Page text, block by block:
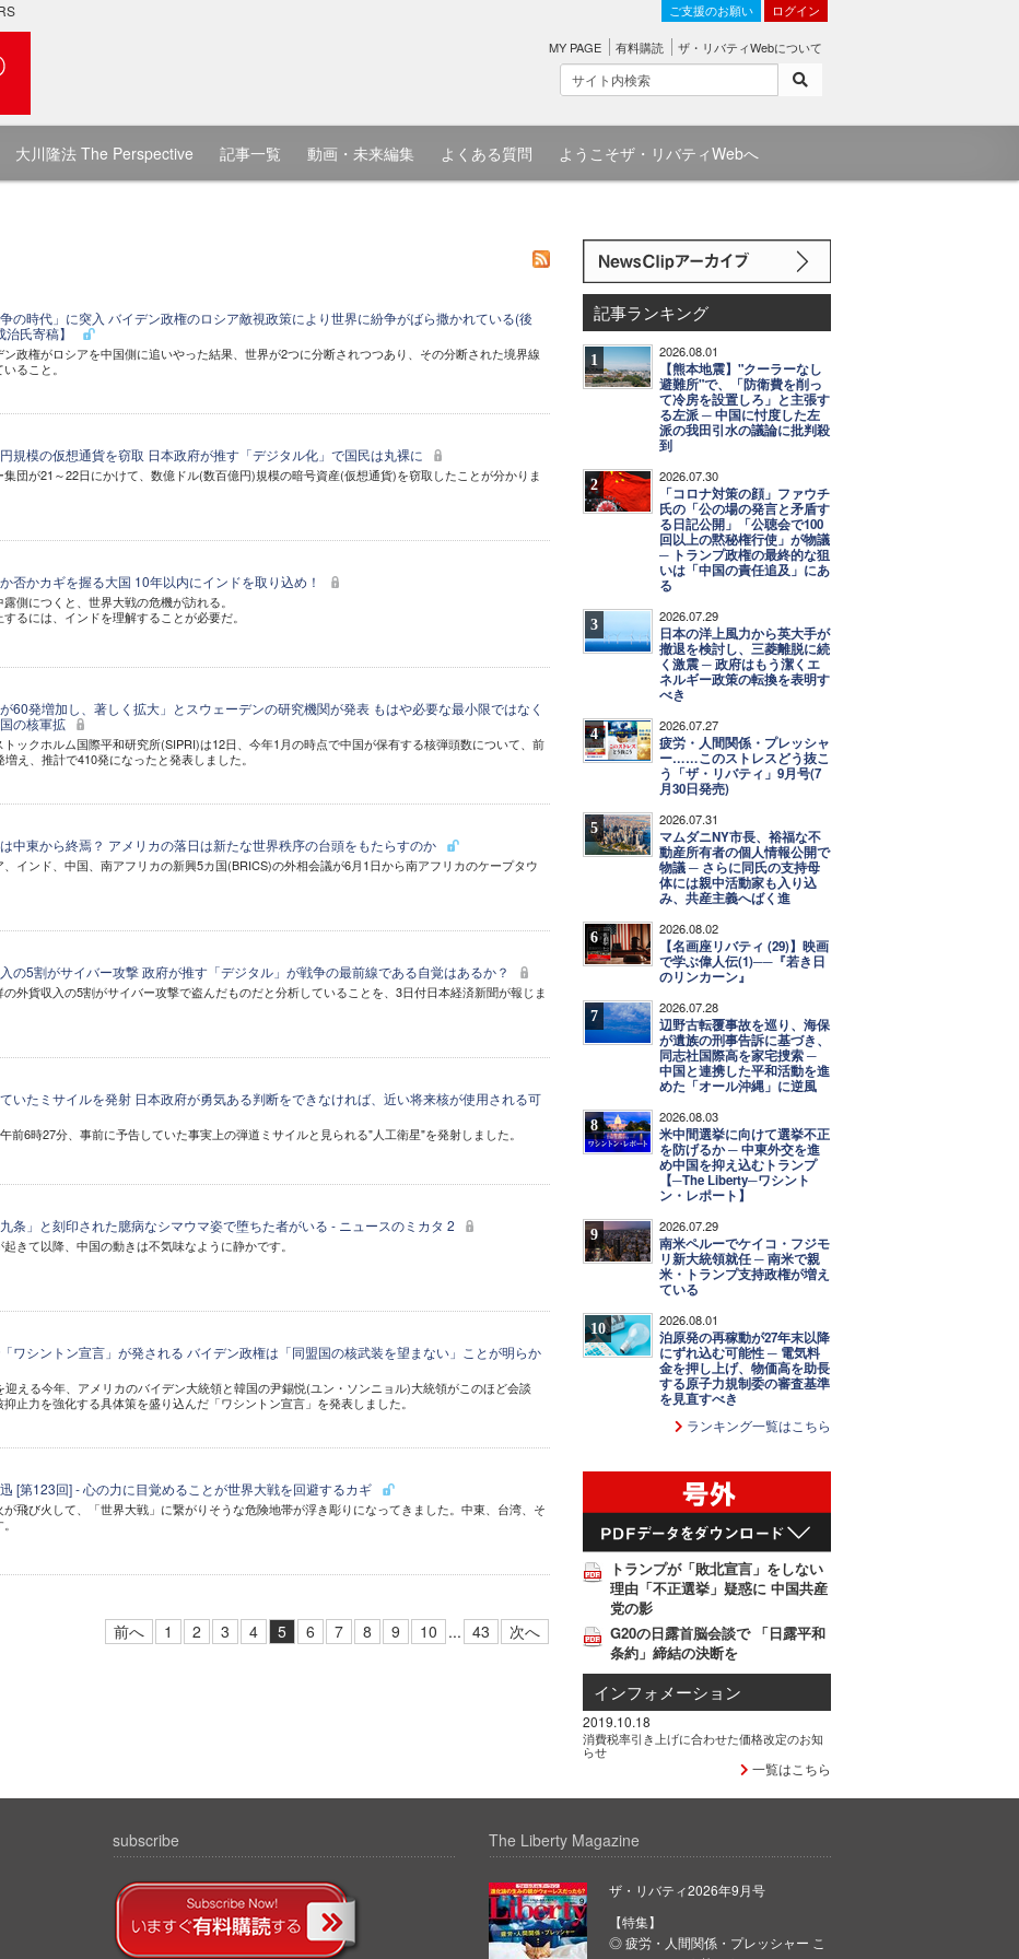
ご支援のお願い ログイン
MY PAGE 有料購読 ザ・リバティWebについて
大川隆法 The Perspective 記事一覧 動画・未来編集 よくある質問 ようこそザ・リバティWebへ
の時代」に突入 バイデン政権のロシア敵視政策により世界に紛争がばら撒かれている(後
氏寄稿】
政権がロシアを中国側に追いやった結果、世界が2つに分断されつつあり、その分断された境界線
ること。
規模の仮想通貨を窃取 日本政府が推す「デジタル化」で国民は丸裸に
団が21～22日にかけて、数億ドル(数百億円)規模の暗号資産(仮想通貨)を窃取したことが分かりま
否かカギを握る大国 10年以内にインドを取り込め！
側につくと、世界大戦の危機が訪れる。
るには、インドを理解することが必要だ。
が60発増加し、著しく拡大」とスウェーデンの研究機関が発表 もはや必要な最小限ではなく
の核軍拡
トックホルム国際平和研究所(SIPRI)は12日、今年1月の時点で中国が保有する核弾頭数について、前
え、推計で410発になったと発表しました。
中東から終焉？ アメリカの落日は新たな世界秩序の台頭をもたらすのか
、インド、中国、南アフリカの新興5カ国(BRICS)の外相会議が6月1日から南アフリカのケープタウ
の5割がサイバー攻撃 政府が推す「デジタル」が戦争の最前線である自覚はあるか？
外貨収入の5割がサイバー攻撃で盗んだものだと分析していることを、3日付日本経済新聞が報じま
いたミサイルを発射 日本政府が勇気ある判断をできなければ、近い将来核が使用される可
前6時27分、事前に予告していた事実上の弾道ミサイルと見られる"人工衛星"を発射しました。
条」と刻印された臆病なシマウマ姿で堕ちた者がいる - ニュースのミカタ 2
きて以降、中国の動きは不気味なように静かです。
ワシントン宣言」が発される バイデン政権は「同盟国の核武装を望まない」ことが明らか
迎える今年、アメリカのバイデン大統領と韓国の尹錫悦(ユン・ソンニョル)大統領がこのほど会談
止力を強化する具体策を盛り込んだ「ワシントン宣言」を発表しました。
[第123回] - 心の力に目覚めることが世界大戦を回避するカギ
が飛び火して、「世界大戦」に繋がりそうな危険地帯が浮き彫りになってきました。中東、台湾、そ
前へ 1 2 3 4 5 6 7 8 9 10 ... 43 次へ
記事ランキング
1 2026.08.01
【熊本地震】"クーラーなし
避難所"で、「防衛費を削っ
て冷房を設置しろ」と主張す
る左派 ─ 中国に忖度した左
派の我田引水の議論に批判殺
到
2 2026.07.30
「コロナ対策の顔」ファウチ
氏の「公の場の発言と矛盾す
る日記公開」「公聴会で100
回以上の黙秘権行使」が物議
─ トランプ政権の最終的な狙
いは「中国の責任追及」にあ
る
3 2026.07.29
日本の洋上風力から英大手が
撤退を検討し、三菱離脱に続
く激震 ─ 政府はもう潔くエ
ネルギー政策の転換を表明す
べき
4 2026.07.27
疲労・人間関係・プレッシャ
ー……このストレスどう抜こ
う「ザ・リバティ」9月号(7
月30日発売)
5 2026.07.31
マムダニNY市長、裕福な不
動産所有者の個人情報公開で
物議 ─ さらに同氏の支持母
体には親中活動家も入り込
み、共産主義へばく進
6 2026.08.02
【名画座リバティ (29)】映画
で学ぶ偉人伝(1)──『若き日
のリンカーン』
7 2026.07.28
辺野古転覆事故を巡り、海保
が遺族の刑事告訴に基づき、
同志社国際高を家宅捜索 ─
中国と連携した平和活動を進
めた「オール沖縄」に逆風
8 2026.08.03
米中間選挙に向けて選挙不正
を防げるか ─ 中東外交を進
め中国を抑え込むトランプ
【─The Liberty─ワシント
ン・レポート】
9 2026.07.29
南米ペルーでケイコ・フジモ
リ新大統領就任 ─ 南米で親
米・トランプ支持政権が増え
ている
10 2026.08.01
泊原発の再稼動が27年末以降
にずれ込む可能性 ─ 電気料
金を押し上げ、物価高を助長
する原子力規制委の審査基準
を見直すべき
ランキング一覧はこちら
トランプが「敗北宣言」をしない
理由「不正選挙」疑惑に 中国共産
党の影
G20の日露首脳会談で 「日露平和
条約」締結の決断を
インフォメーション
2019.10.18
消費税率引き上げに合わせた価格改定のお知
らせ
一覧はこちら
subscribe The Liberty Magazine
ザ・リバティ2026年9月号
【特集】
◎ 疲労・人間関係・プレッシャー こ